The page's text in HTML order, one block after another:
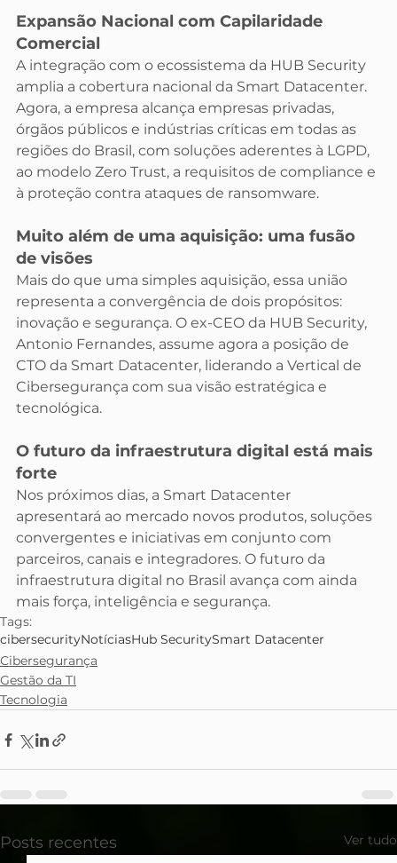
Expansão Nacional com Capilaridade
Comercial
A integração com o ecossistema da HUB Security
amplia a cobertura nacional da Smart Datacenter.
Agora, a empresa alcança empresas privadas,
órgãos públicos e indústrias críticas em todas as
regiões do Brasil, com soluções aderentes à LGPD,
ao modelo Zero Trust, a requisitos de compliance e
à proteção contra ataques de ransomware.
Muito além de uma aquisição: uma fusão
de visões
Mais do que uma simples aquisição, essa união
representa a convergência de dois propósitos:
inovação e segurança. O ex-CEO da HUB Security,
Antonio Fernandes, assume agora a posição de
CTO da Smart Datacenter, liderando a Vertical de
Cibersegurança com sua visão estratégica e
tecnológica.
O futuro da infraestrutura digital está mais
forte
Nos próximos dias, a Smart Datacenter
apresentará ao mercado novos produtos, soluções
convergentes e iniciativas em conjunto com
parceiros, canais e integradores. O futuro da
infraestrutura digital no Brasil avança com ainda
mais força, inteligência e segurança.
Tags:
cibersecurityNotíciasHub SecuritySmart Datacenter
Cibersegurança
Gestão da TI
Tecnologia
Posts recentes Ver tudo